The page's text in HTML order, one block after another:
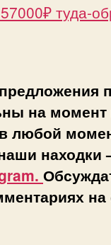
туда-
на
любой